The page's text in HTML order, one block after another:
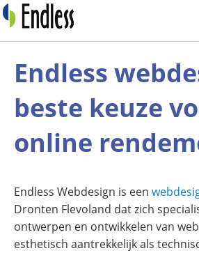
Endless
beste keuze
online
Endless Webdesign is een
Dronten Flevoland dat zich
ontwerpen en ontwikkelen van
esthetisch aantrekkelijk als